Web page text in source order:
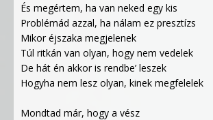
És megértem, ha van neked egy kis
Problémád azzal, ha nálam ez presztízs
Mikor éjszaka megjelenek
Túl ritkán van olyan, hogy nem vedelek
De hát én akkor is rendbe’ leszek
Hogyha nem lesz olyan, kinek megfelelek
Mondtad már, hogy a vész